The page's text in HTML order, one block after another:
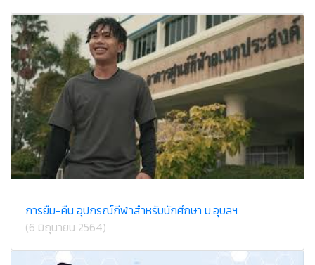
การยืม-คืน อุปกรณ์กีฬาสำหรับนักศึกษา ม.อุบลฯ
(6 มิถุนายน 2564)